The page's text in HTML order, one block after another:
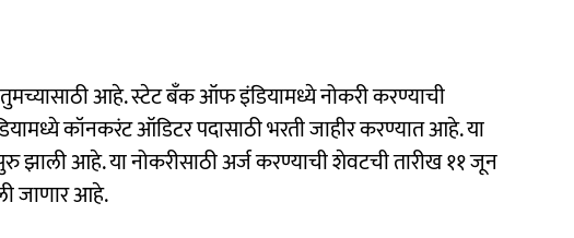
आहे. स्टेट बँक ऑफ इंडियामध्ये नोकरी करण्याची
कॉनकरंट ऑडिटर पदासाठी भरती जाहीर करण्यात आहे. या
झाली आहे. या नोकरीसाठी अर्ज करण्याची शेवटची तारीख ११ जून
जाणार आहे.